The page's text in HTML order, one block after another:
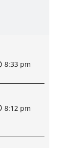
8:33 pm
8:12 pm